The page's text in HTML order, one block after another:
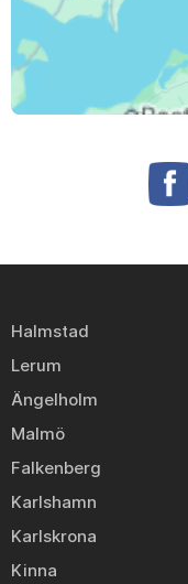
Halmstad
Lerum
Ängelholm
Malmö
Falkenberg
Karlshamn
Karlskrona
Kinna